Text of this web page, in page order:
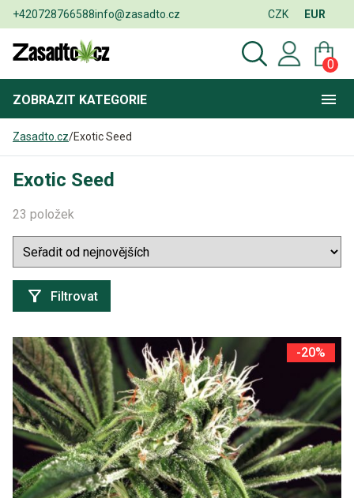
+420728766588info@zasadto.cz CZK EUR
0
ZOBRAZIT KATEGORIE
Zasadto.cz/Exotic Seed
Exotic Seed
23 položek
Filtrovat
-20%